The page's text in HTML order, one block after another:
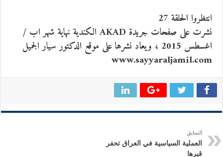
انتظروا الحلقة 27
نشرت على صفحات جريدة AKAD الكندية نهاية شهر اب /
اغسطس 2015 ، ويعاد نشرها على موقع الدكتور سيار الجميل
www.sayyaraljamil.com
السابق
العملية السياسية في العراق تحفر
قبرها